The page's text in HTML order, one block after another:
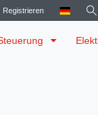
Registrieren